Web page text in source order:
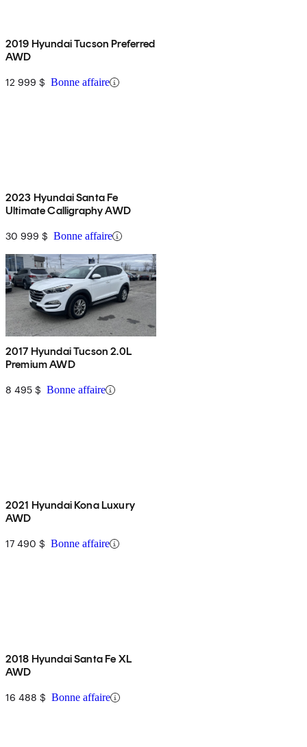
2019 Hyundai Tucson Preferred
AWD
12 999 $ Bonne affaire
2023 Hyundai Santa Fe
Ultimate Calligraphy AWD
30 999 $ Bonne affaire
2017 Hyundai Tucson 2.0L
Premium AWD
8 495 $ Bonne affaire
2021 Hyundai Kona Luxury
AWD
17 490 $ Bonne affaire
2018 Hyundai Santa Fe XL
AWD
16 488 $ Bonne affaire